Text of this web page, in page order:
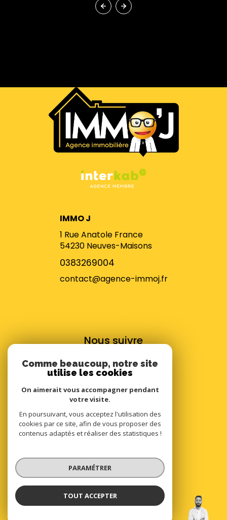
Johan Leroy
IMMO J
1 Rue Anatole France
54230 Neuves-Maisons
0383269004
contact@agence-immoj.fr
Nous suivre
VOTRE ESPACE
Espace propriétaire
SE CONNECTER
ADHÉRENTS
Comme beaucoup, notre site
utilise les cookies
On aimerait vous accompagner pendant
votre visite.
En poursuivant, vous acceptez l'utilisation des
cookies par ce site, afin de vous proposer des
contenus adaptés et réaliser des statistiques !
PARAMÉTRER
TOUT ACCEPTER